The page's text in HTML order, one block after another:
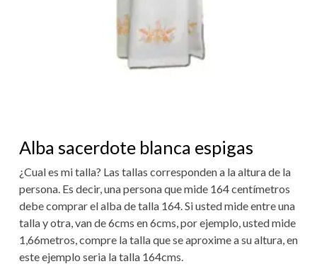
Alba sacerdote blanca espigas
¿Cual es mi talla? Las tallas corresponden a la altura de la
persona. Es decir, una persona que mide 164 centímetros
debe comprar el alba de talla 164. Si usted mide entre una
talla y otra, van de 6cms en 6cms, por ejemplo, usted mide
1,66metros, compre la talla que se aproxime a su altura, en
este ejemplo seria la talla 164cms.